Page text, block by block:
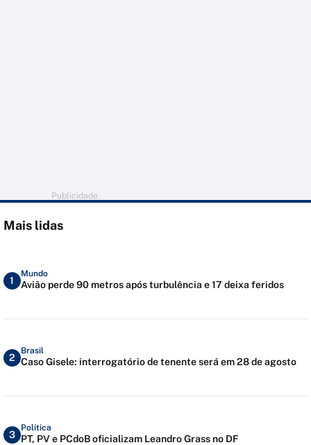
Publicidade
Mais lidas
1
Mundo
Avião perde 90 metros após turbulência e 17 deixa feridos
2
Brasil
Caso Gisele: interrogatório de tenente será em 28 de agosto
3
Política
PT, PV e PCdoB oficializam Leandro Grass no DF